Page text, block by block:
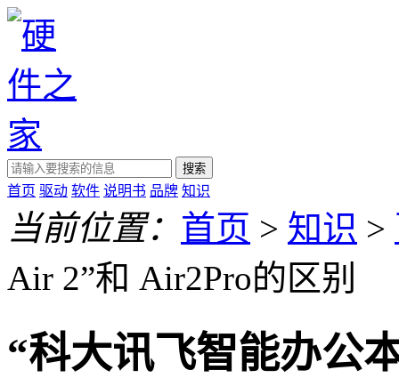
搜索
首页 驱动 软件 说明书 品牌 知识
当前位置： 首页 > 知识 >
Air 2”和 Air2Pro的区别
“科大讯飞智能办公